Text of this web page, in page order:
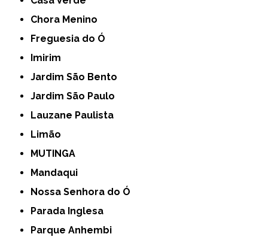
Chora Menino
Freguesia do Ó
Imirim
Jardim São Bento
Jardim São Paulo
Lauzane Paulista
Limão
MUTINGA
Mandaqui
Nossa Senhora do Ó
Parada Inglesa
Parque Anhembi